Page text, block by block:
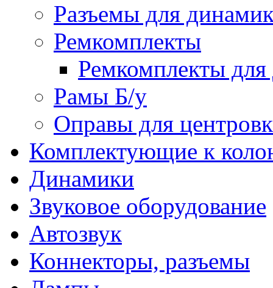
Разъемы для
Ремкомплекты
Ремкомплекты
Рамы Б/у
Оправы для
Комплектующие к
Динамики
Звуковое оборудование
Автозвук
Коннекторы, разъемы